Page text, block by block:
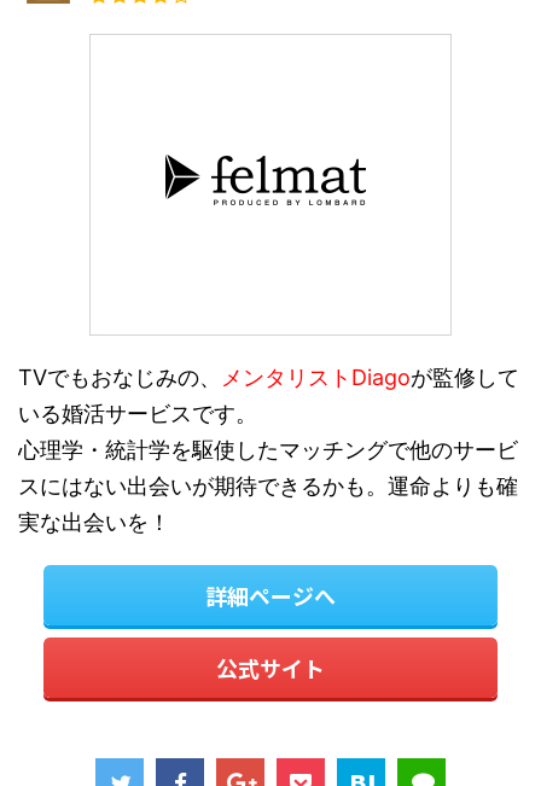
TVでもおなじみの、 メンタリストDiagoが監修して
いる婚活サービスです。
心理学・統計学を駆使したマッチングで他のサービ
スにはない出会いが期待できるかも。運命よりも確
実な出会いを！
詳細ページへ
公式サイト